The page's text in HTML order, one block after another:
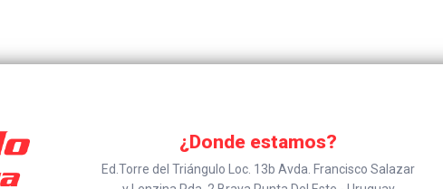
¿Donde estamos?
Ed.Torre del Triángulo Loc. 13b Avda. Francisco Salazar